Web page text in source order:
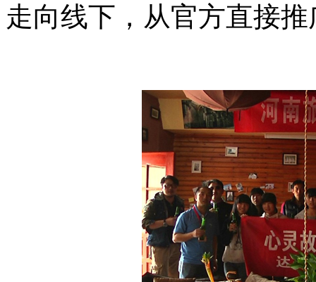
走向线下，从官方直接